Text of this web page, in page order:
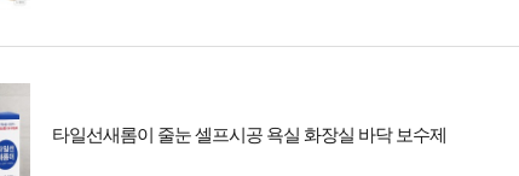
타일선새롬이 줄눈 셀프시공 욕실 화장실 바닥 보수제